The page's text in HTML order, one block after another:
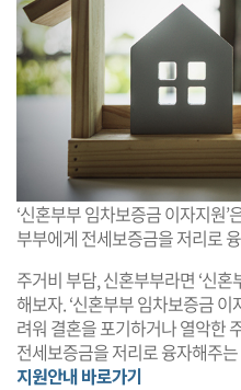
‘신혼부부 임차보증금 이자지원
부부에게 전세보증금을 저리로
주거비 부담, 신혼부부라면 ‘신
해보자. ‘신혼부부 임차보증금
려워 결혼을 포기하거나 열악한
전세보증금을 저리로 융자해주
지원안내 바로가기